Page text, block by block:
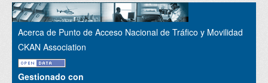
Acerca de Punto de Acceso Nacional de Tráfico y Movilidad
CKAN Association
Gestionado con